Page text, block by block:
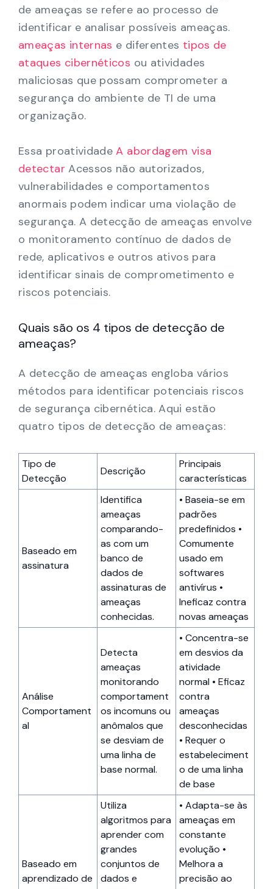
de ameaças se refere ao processo de
identificar e analisar possíveis ameaças.
ameaças internas e diferentes tipos de
ataques cibernéticos ou atividades
maliciosas que possam comprometer a
segurança do ambiente de TI de uma
organização.
Essa proatividadeA abordagem visa
detectar Acessos não autorizados,
vulnerabilidades e comportamentos
anormais podem indicar uma violação de
segurança. A detecção de ameaças envolve
o monitoramento contínuo de dados de
rede, aplicativos e outros ativos para
identificar sinais de comprometimento e
riscos potenciais.
Quais são os 4 tipos de detecção de
ameaças?
A detecção de ameaças engloba vários
métodos para identificar potenciais riscos
de segurança cibernética. Aqui estão
quatro tipos de detecção de ameaças:
Tipo de
Detecção
Descrição
Principais
características
Baseado em
assinatura
Identifica
ameaças
comparando-
as com um
banco de
dados de
assinaturas de
ameaças
conhecidas.
• Baseia-se em
padrões
predefinidos •
Comumente
usado em
softwares
antivírus •
Ineficaz contra
novas ameaças
Análise
Comportament
al
Detecta
ameaças
monitorando
comportament
os incomuns ou
anômalos que
se desviam de
uma linha de
base normal.
• Concentra-se
em desvios da
atividade
normal • Eficaz
contra
ameaças
desconhecidas
• Requer o
estabeleciment
o de uma linha
de base
Baseado em
aprendizado de
Utiliza
algoritmos para
aprender com
grandes
conjuntos de
dados e
• Adapta-se às
ameaças em
constante
evolução •
Melhora a
precisão ao